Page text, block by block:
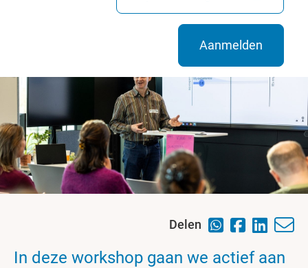
Aanmelden
Delen
In deze workshop gaan we actief aan